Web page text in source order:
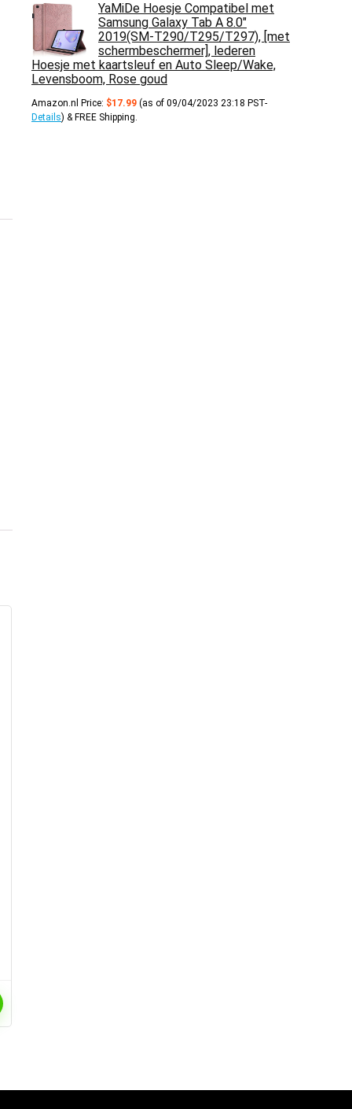
YaMiDe Hoesje Compatibel met
Samsung Galaxy Tab A 8.0"
2019(SM-T290/T295/T297), [met
schermbeschermer], lederen
Hoesje met kaartsleuf en Auto Sleep/Wake,
Levensboom, Rose goud
Amazon.nl Price: $17.99 (as of 09/04/2023 23:18 PST-
Details) & FREE Shipping.